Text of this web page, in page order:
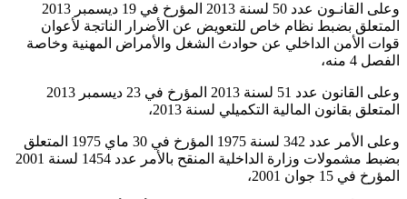
وعلى القانـون عدد 50 لسنة 2013 المؤرخ في 19 ديسمبر 2013
المتعلق بضبط نظام خاص للتعويض عن الأضرار الناتجة لأعوان
قوات الأمن الداخلي عن حوادث الشغل والأمراض المهنية وخاصة
الفصل 4 منه،
وعلى القانون عدد 51 لسنة 2013 المؤرخ في 23 ديسمبر 2013
المتعلق بقانون المالية التكميلي لسنة 2013،
وعلى الأمر عدد 342 لسنة 1975 المؤرخ في 30 ماي 1975 المتعلق
بضبط مشمولات وزارة الداخلية المنقح بالأمر عدد 1454 لسنة 2001
المؤرخ في 15 جوان 2001،